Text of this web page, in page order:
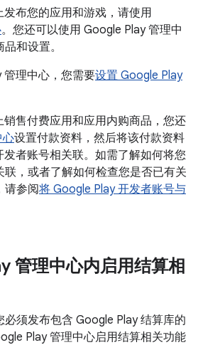
布您的应用和游戏，请使用
。您还可以使用 Google Play 管理中
和设置。
管理中心，您需要设置 Google Play
售付费应用和应用内购商品，您还
心设置付款资料，然后将该付款资料
者账号相关联。如需了解如何将您
联，或者了解如何检查您是否已有关
请参阅将 Google Play 开发者账号与
管理中心内启用结算相
须发布包含 Google Play 结算库的
Play 管理中心启用结算相关功能